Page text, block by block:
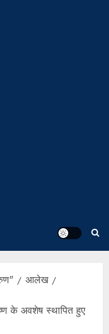
आलेख
के अवशेष स्थापित हुए